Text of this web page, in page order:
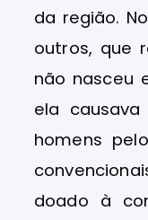
da região.
outros, que
não nasceu
ela
homens
doado à